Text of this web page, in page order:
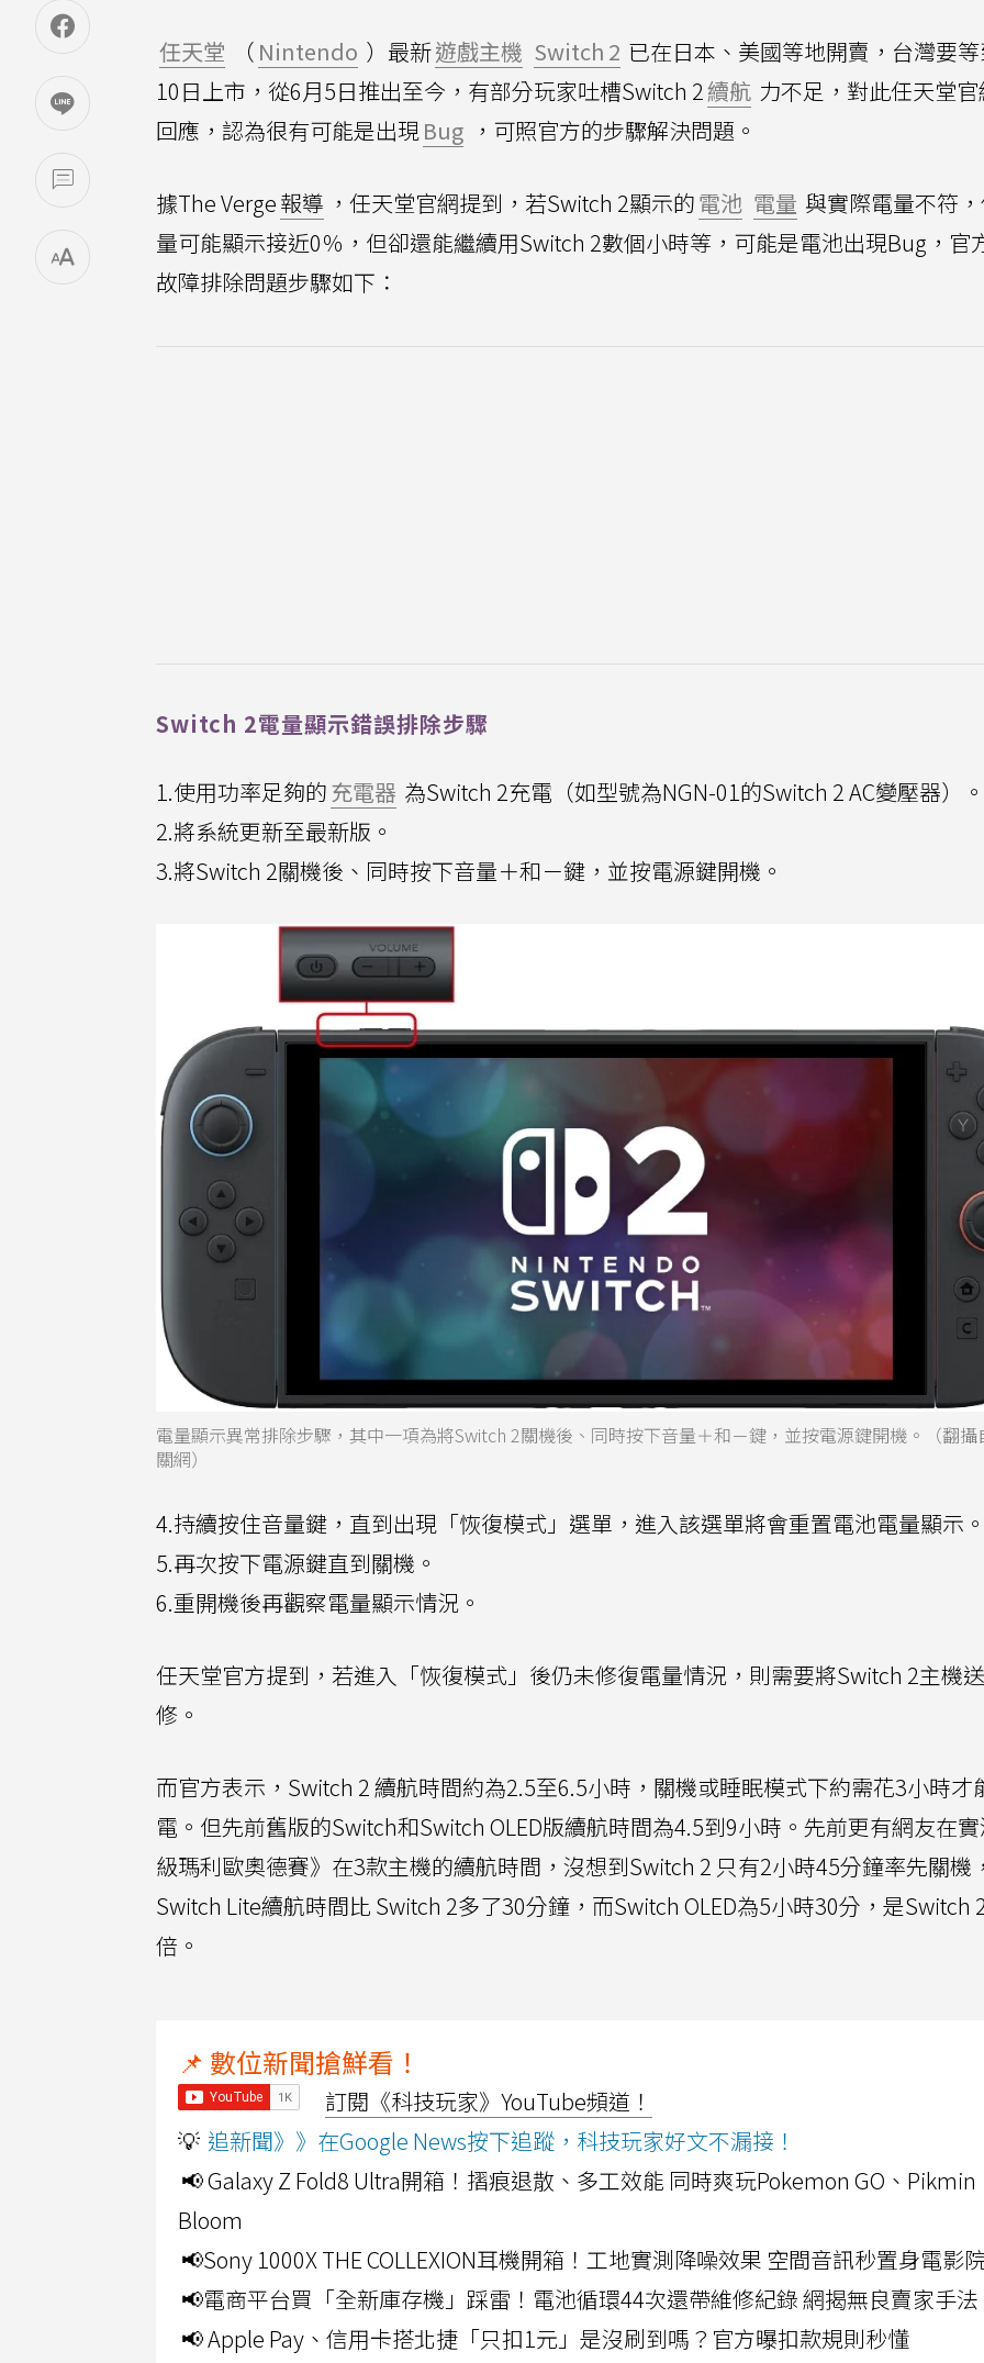
任天堂 （ Nintendo ）最新遊戲主機 Switch 2 已在日本、美國等地開賣，台灣要
10日上市，從6月5日推出至今，有部分玩家吐槽Switch 2續航 力不足，對此任天堂
回應，認為很有可能是出現Bug ，可照官方的步驟解決問題。
據The Verge報導 ，任天堂官網提到，若Switch 2顯示的電池 電量 與實際電量不符
量可能顯示接近0％，但卻還能繼續用Switch 2數個小時等，可能是電池出現Bug，官
故障排除問題步驟如下：
Switch 2電量顯示錯誤排除步驟
1.使用功率足夠的充電器 為Switch 2充電（如型號為NGN-01的Switch 2 AC變壓器）。
2.將系統更新至最新版。
3.將Switch 2關機後、同時按下音量＋和－鍵，並按電源鍵開機。
電量顯示異常排除步驟，其中一項為將Switch 2關機後、同時按下音量＋和－鍵，並按電源鍵開機。（翻攝
關網）
4.持續按住音量鍵，直到出現「恢復模式」選單，進入該選單將會重置電池電量顯示
5.再次按下電源鍵直到關機。
6.重開機後再觀察電量顯示情況。
任天堂官方提到，若進入「恢復模式」後仍未修復電量情況，則需要將Switch 2主機
修。
而官方表示，Switch 2 續航時間約為2.5至6.5小時，關機或睡眠模式下約需花3小時才
電。但先前舊版的Switch和Switch OLED版續航時間為4.5到9小時。先前更有網友在
級瑪利歐奧德賽》在3款主機的續航時間，沒想到Switch 2 只有2小時45分鐘率先關機
Switch Lite續航時間比 Switch 2多了30分鐘，而Switch OLED為5小時30分，是Switch
倍。
📌 數位新聞搶鮮看！
訂閱《科技玩家》YouTube頻道！
💡 追新聞》》在Google News按下追蹤，科技玩家好文不漏接！
📢 Galaxy Z Fold8 Ultra開箱！摺痕退散、多工效能 同時爽玩Pokemon GO、Pikmin
Bloom
📢Sony 1000X THE COLLEXION耳機開箱！工地實測降噪效果 空間音訊秒置身電影
📢電商平台買「全新庫存機」踩雷！電池循環44次還帶維修紀錄 網揭無良賣家手法
📢 Apple Pay、信用卡搭北捷「只扣1元」是沒刷到嗎？官方曝扣款規則秒懂